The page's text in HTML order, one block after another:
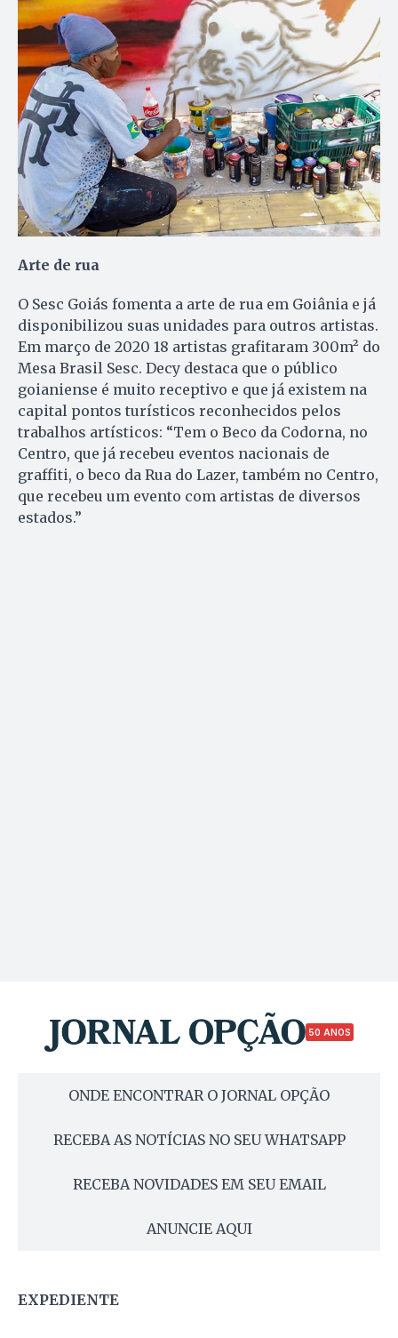
Arte de rua
O Sesc Goiás fomenta a arte de rua em Goiânia e já
disponibilizou suas unidades para outros artistas.
Em março de 2020 18 artistas grafitaram 300m² do
Mesa Brasil Sesc. Decy destaca que o público
goianiense é muito receptivo e que já existem na
capital pontos turísticos reconhecidos pelos
trabalhos artísticos: “Tem o Beco da Codorna, no
Centro, que já recebeu eventos nacionais de
graffiti, o beco da Rua do Lazer, também no Centro,
que recebeu um evento com artistas de diversos
estados.”
50 ANOS
ONDE ENCONTRAR O JORNAL OPÇÃO
RECEBA AS NOTÍCIAS NO SEU WHATSAPP
RECEBA NOVIDADES EM SEU EMAIL
ANUNCIE AQUI
EXPEDIENTE